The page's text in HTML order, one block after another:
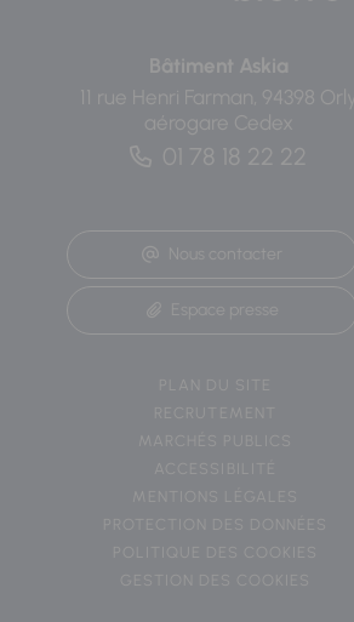
Bâtiment Askia
11 rue Henri Farman, 94398 Orly
aérogare Cedex
01 78 18 22 22
Nous contacter
Espace presse
PLAN DU SITE
RECRUTEMENT
MARCHÉS PUBLICS
ACCESSIBILITÉ
MENTIONS LÉGALES